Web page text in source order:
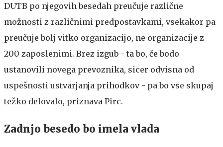
DUTB po njegovih besedah preučuje različne
možnosti z različnimi predpostavkami, vsekakor pa
preučuje bolj vitko organizacijo, ne organizacije z
200 zaposlenimi. Brez izgub - ta bo, če bodo
ustanovili novega prevoznika, sicer odvisna od
uspešnosti ustvarjanja prihodkov - pa bo vse skupaj
težko delovalo, priznava Pirc.
Zadnjo besedo bo imela vlada